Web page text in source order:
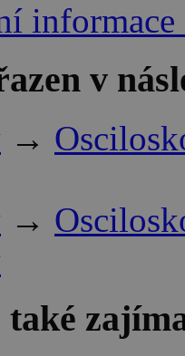
informace
v
→
→